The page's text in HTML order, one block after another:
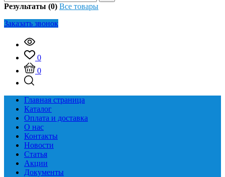
Результаты (0) Все товары
Заказать звонок
0
0
Главная страница
Каталог
Оплата и доставка
О нас
Контакты
Новости
Статья
Акции
Документы